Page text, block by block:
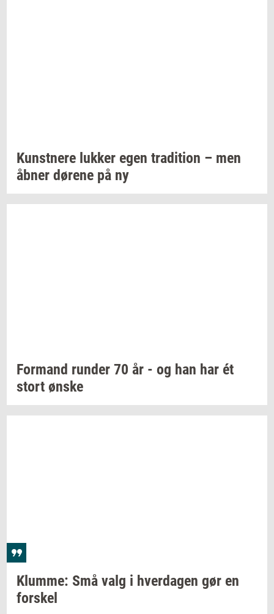
Kunst­ne­re luk­ker egen tra­di­tion – men
åbner dø­re­ne på ny
For­mand run­der 70 år - og han har ét
stort ønske
Klum­me: Små valg i hver­da­gen gør en
for­skel